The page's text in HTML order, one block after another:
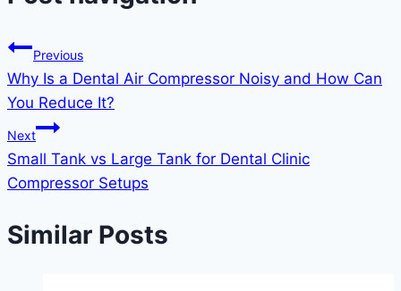
Previous
Why Is a Dental Air Compressor Noisy and How Can
You Reduce It?
Next
Small Tank vs Large Tank for Dental Clinic
Compressor Setups
Similar Posts